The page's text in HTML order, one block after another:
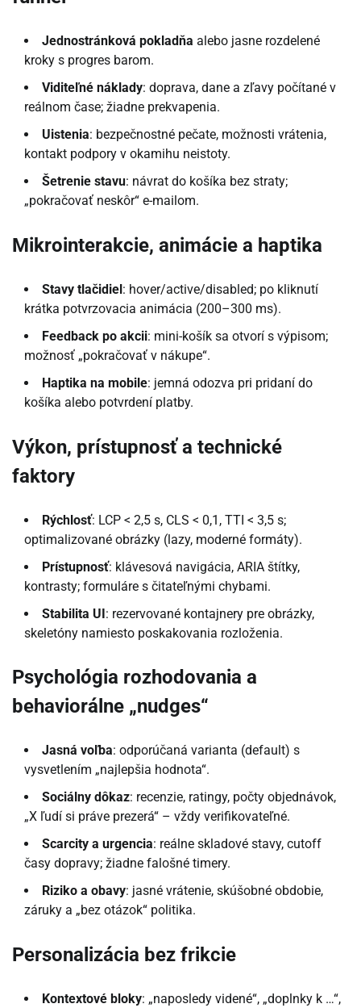
Jednostránková pokladňa alebo jasne rozdelené
kroky s progres barom.
Viditeľné náklady: doprava, dane a zľavy počítané v
reálnom čase; žiadne prekvapenia.
Uistenia: bezpečnostné pečate, možnosti vrátenia,
kontakt podpory v okamihu neistoty.
Šetrenie stavu: návrat do košíka bez straty;
„pokračovať neskôr“ e-mailom.
Mikrointerakcie, animácie a haptika
Stavy tlačidiel: hover/active/disabled; po kliknutí
krátka potvrzovacia animácia (200–300 ms).
Feedback po akcii: mini-košík sa otvorí s výpisom;
možnosť „pokračovať v nákupe“.
Haptika na mobile: jemná odozva pri pridaní do
košíka alebo potvrdení platby.
Výkon, prístupnosť a technické
faktory
Rýchlosť: LCP < 2,5 s, CLS < 0,1, TTI < 3,5 s;
optimalizované obrázky (lazy, moderné formáty).
Prístupnosť: klávesová navigácia, ARIA štítky,
kontrasty; formuláre s čitateľnými chybami.
Stabilita UI: rezervované kontajnery pre obrázky,
skeletóny namiesto poskakovania rozloženia.
Psychológia rozhodovania a
behaviorálne „nudges“
Jasná voľba: odporúčaná varianta (default) s
vysvetlením „najlepšia hodnota“.
Sociálny dôkaz: recenzie, ratingy, počty objednávok,
„X ľudí si práve prezerá“ – vždy verifikovateľné.
Scarcity a urgencia: reálne skladové stavy, cutoff
časy dopravy; žiadne falošné timery.
Riziko a obavy: jasné vrátenie, skúšobné obdobie,
záruky a „bez otázok“ politika.
Personalizácia bez frikcie
Kontextové bloky: „naposledy videné“, „doplnky k …“,